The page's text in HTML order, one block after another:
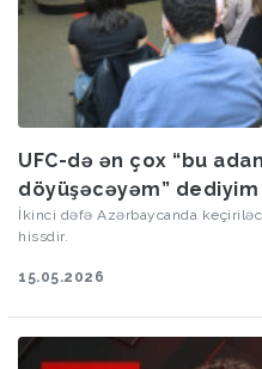
UFC-də ən çox “bu
döyüşəcəyəm”
İkinci dəfə Azərbaycanda
hissdir.
15.05.2026